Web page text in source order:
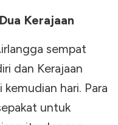
Kerajaan
sempat
dan Kerajaan
hari. Para
untuk